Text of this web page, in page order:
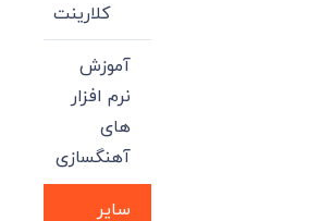
کلارینت
آموزش
نرم افزار
های
آهنگسازی
سایر